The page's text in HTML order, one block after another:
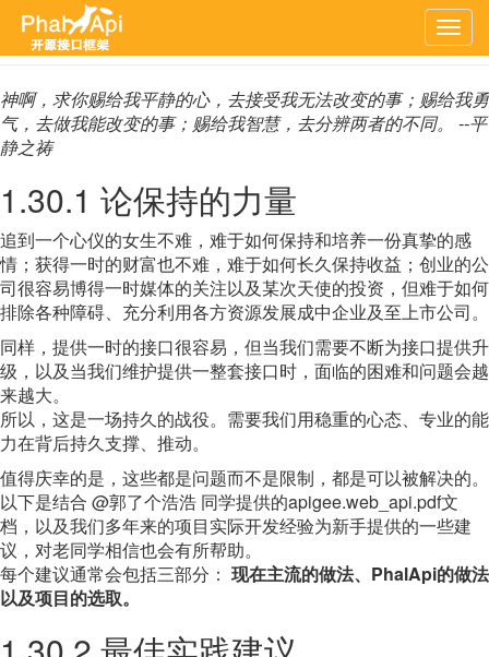
上一章文档首页
神啊，求你赐给我平静的心，去接受我无法改变的事；赐给我勇
气，去做我能改变的事；赐给我智慧，去分辨两者的不同。 --平
静之祷
1.30.1 论保持的力量
追到一个心仪的女生不难，难于如何保持和培养一份真挚的感
情；获得一时的财富也不难，难于如何长久保持收益；创业的公
司很容易博得一时媒体的关注以及某次天使的投资，但难于如何
排除各种障碍、充分利用各方资源发展成中企业及至上市公司。
同样，提供一时的接口很容易，但当我们需要不断为接口提供升
级，以及当我们维护提供一整套接口时，面临的困难和问题会越
来越大。
所以，这是一场持久的战役。需要我们用稳重的心态、专业的能
力在背后持久支撑、推动。
值得庆幸的是，这些都是问题而不是限制，都是可以被解决的。
以下是结合 @郭了个浩浩 同学提供的apigee.web_api.pdf文
档，以及我们多年来的项目实际开发经验为新手提供的一些建
议，对老同学相信也会有所帮助。
每个建议通常会包括三部分： 现在主流的做法、PhalApi的做法
以及项目的选取。